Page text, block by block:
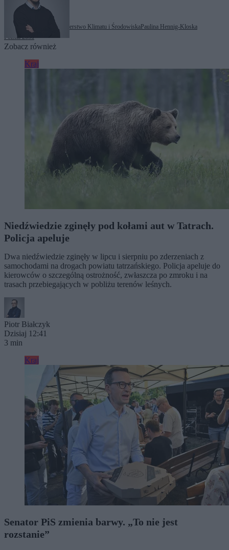
Tagi: Donald Tusk Ministerstwo Klimatu i Środowiska Paulina Hennig-Kloska
Polska 2050
Zobacz również
Kraj
Niedźwiedzie zginęły pod kołami aut w Tatrach.
Policja apeluje
Dwa niedźwiedzie zginęły w lipcu i sierpniu po zderzeniach z
samochodami na drogach powiatu tatrzańskiego. Policja apeluje do
kierowców o szczególną ostrożność, zwłaszcza po zmroku i na
trasach przebiegających w pobliżu terenów leśnych.
Piotr Białczyk
Dzisiaj 12:41
3 min
Kraj
Senator PiS zmienia barwy. „To nie jest
rozstanie”